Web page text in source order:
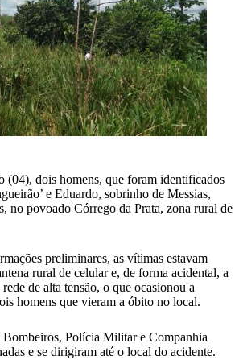
(04), dois homens, que foram identificados
e Eduardo, sobrinho de Messias,
no povoado Córrego da Prata, zona rural de
preliminares, as vítimas estavam
rural de celular e, de forma acidental, a
de alta tensão, o que ocasionou a
homens que vieram a óbito no local.
Polícia Militar e Companhia
e se dirigiram até o local do acidente.